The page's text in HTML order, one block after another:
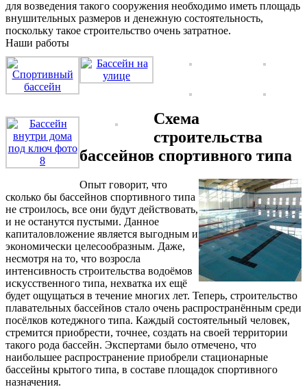
для возведения такого сооружения необходимо иметь площадь
внушительных размеров и денежную состоятельность,
поскольку такое строительство очень затратное.
Наши работы
Схема
строительства
бассейнов спортивного типа
Опыт говорит, что
сколько бы бассейнов спортивного типа
не строилось, все они будут действовать,
и не останутся пустыми. Данное
капиталовложение является выгодным и
экономически целесообразным. Даже,
несмотря на то, что возросла
интенсивность строительства водоёмов
искусственного типа, нехватка их ещё
будет ощущаться в течение многих лет. Теперь, строительство
плавательных бассейнов стало очень распространённым среди
посёлков котеджного типа. Каждый состоятельный человек,
стремится приобрести, точнее, создать на своей территории
такого рода бассейн. Экспертами было отмечено, что
наибольшее распространение приобрели стационарные
бассейны крытого типа, в составе площадок спортивного
назначения.